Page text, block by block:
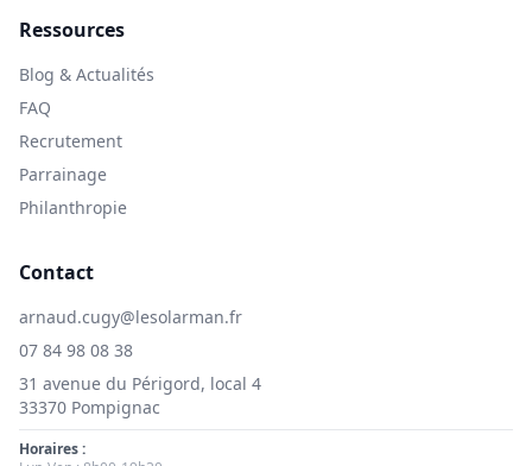
Ressources
Blog & Actualités
FAQ
Recrutement
Parrainage
Philanthropie
Contact
arnaud.cugy@lesolarman.fr
07 84 98 08 38
31 avenue du Périgord, local 4
33370 Pompignac
Horaires :